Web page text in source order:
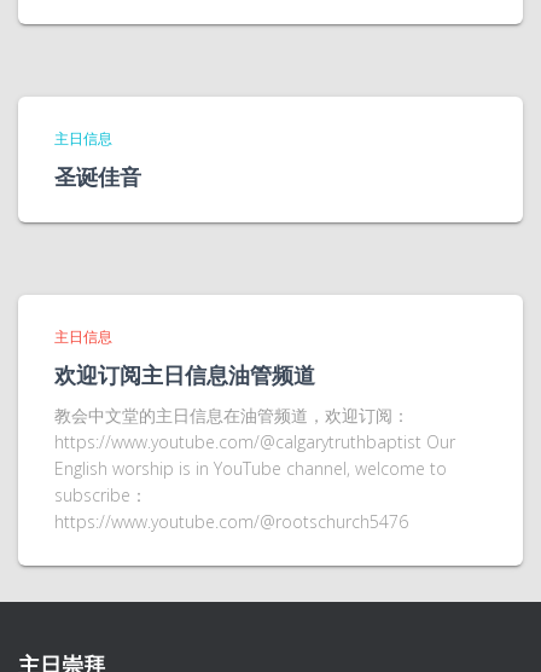
主日信息
圣诞佳音
主日信息
欢迎订阅主日信息油管频道
教会中文堂的主日信息在油管频道，欢迎订阅：
https://www.youtube.com/@calgarytruthbaptist Our
English worship is in YouTube channel, welcome to
subscribe：
https://www.youtube.com/@rootschurch5476
主日崇拜